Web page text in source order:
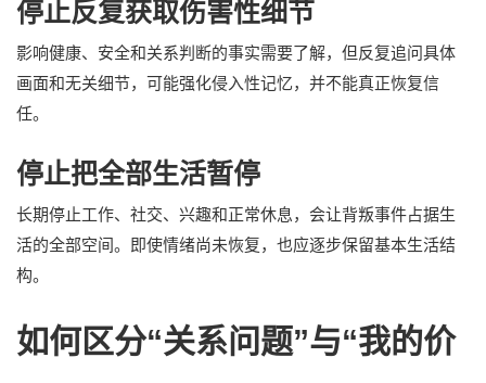
停止反复获取伤害性细节
影响健康、安全和关系判断的事实需要了解，但反复追问具体
画面和无关细节，可能强化侵入性记忆，并不能真正恢复信
任。
停止把全部生活暂停
长期停止工作、社交、兴趣和正常休息，会让背叛事件占据生
活的全部空间。即使情绪尚未恢复，也应逐步保留基本生活结
构。
如何区分“关系问题”与“我的价